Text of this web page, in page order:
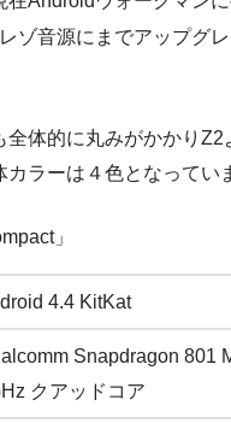
ゾ音源にまでアップグ
全体的に丸みがかかりZ2
ラーは４色となってい
」
4.4 KitKat
Snapdragon 801
クアッドコア